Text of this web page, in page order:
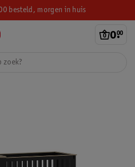
besteld, morgen in huis
0.
00